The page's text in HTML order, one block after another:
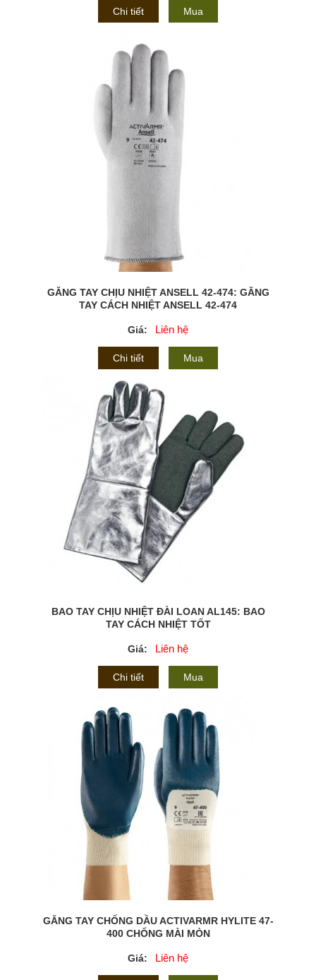
Chi tiết Mua
GĂNG TAY CHỊU NHIỆT ANSELL 42-474: GĂNG
TAY CÁCH NHIỆT ANSELL 42-474
Giá: Liên hệ
Chi tiết Mua
BAO TAY CHỊU NHIỆT ĐÀI LOAN AL145: BAO
TAY CÁCH NHIỆT TỐT
Giá: Liên hệ
Chi tiết Mua
GĂNG TAY CHỐNG DẦU ACTIVARMR HYLITE 47-
400 CHỐNG MÀI MÒN
Giá: Liên hệ